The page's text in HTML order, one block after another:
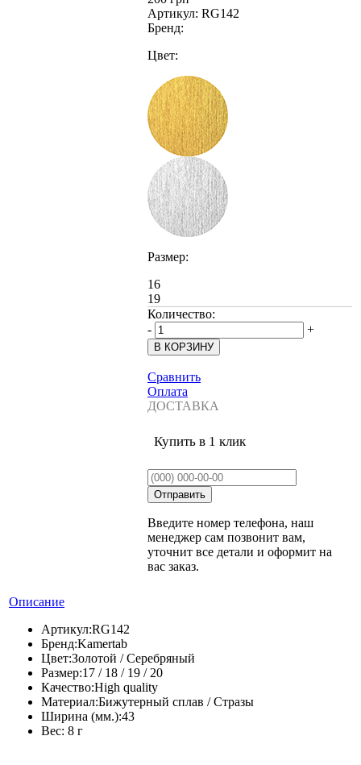
Артикул: RG142
Бренд:
Цвет:
Размер:
16
19
Количество:
-
+
Сравнить
Оплата
ДОСТАВКА
Купить в 1 клик
Введите номер телефона, наш
менеджер сам позвонит вам,
уточнит все детали и оформит на
вас заказ.
Описание
Артикул:RG142
Бренд:Kamertab
Цвет:Золотой / Серебряный
Размер:17 / 18 / 19 / 20
Качество:High quality
Материал:Бижутерный сплав / Стразы
Ширина (мм.):43
Вес: 8 г